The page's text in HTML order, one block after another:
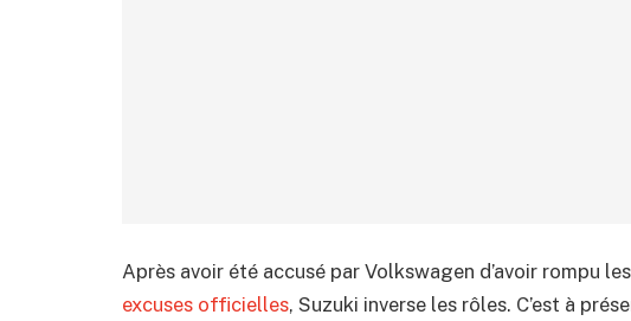
Après avoir été accusé par Volkswagen d’avoir rompu
excuses officielles, Suzuki inverse les rôles. C’est à